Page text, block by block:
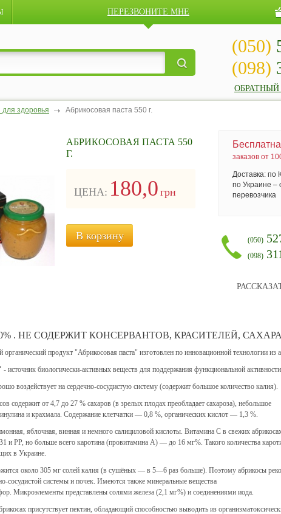
ПЕРЕЗВОНИТЕ МНЕ
(050)
(098)
ОБРАТНЫЙ
здоровья Абрикосовая паста 550 г.
АБРИКОСОВАЯ ПАСТА 550
Г.
ЦЕНА: 180,0 грн
В корзину
заказов от
Доставка: по
по Украине –
перевозчика
(050)
(098)
. НЕ СОДЕРЖИТ КОНСЕРВАНТОВ, КРАСИТЕЛЕЙ,
продукт "Абрикосовая паста" изготовлен по инновационной технологии из
- источник биологически-активных веществ для поддержания функциональной
воздействует на сердечно-сосудистую систему (содержит большое количество калия).
содержит от 4,7 до 27 % сахаров (в зрелых плодах преобладает сахароза), небольшое
инулина и крахмала. Содержание клетчатки — 0,8 %, органических кислот — 1,3 %.
яблочная, винная и немного салициловой кислоты. Витамина С в свежих
и РР, но больше всего каротина (провитамина А) — до 16 мг%. Такого количества
в Украине.
около 305 мг солей калия (в сушёных — в 5—6 раз больше). Поэтому абрикосы
сосудистой системы и почек. Имеются также минеральные вещества
Микроэлементы представлены солями железа (2,1 мг%) и соединениями иода.
присутствует пектин, обладающий способностью выводить из